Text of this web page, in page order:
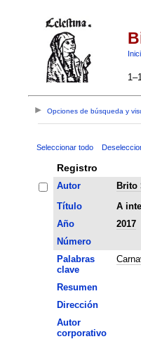
Opciones de búsqueda y
Seleccionar todo
Registro
Autor
Brito
Título
A
Año
2017
Número
Palabras
clave
Resumen
Dirección
Autor
corporativo